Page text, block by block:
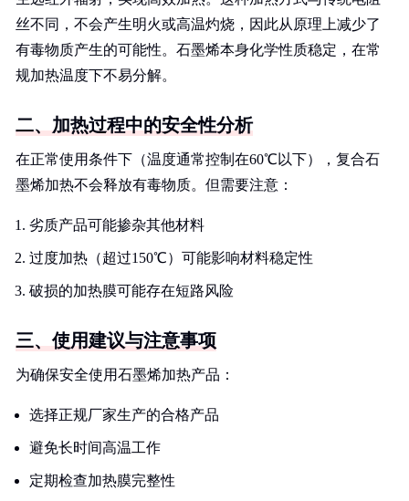
丝不同，不会产生明火或高温灼烧，因此从原理上减少了
有毒物质产生的可能性。石墨烯本身化学性质稳定，在常
规加热温度下不易分解。
二、加热过程中的安全性分析
在正常使用条件下（温度通常控制在60℃以下），复合石
墨烯加热不会释放有毒物质。但需要注意：
劣质产品可能掺杂其他材料
过度加热（超过150℃）可能影响材料稳定性
破损的加热膜可能存在短路风险
三、使用建议与注意事项
为确保安全使用石墨烯加热产品：
选择正规厂家生产的合格产品
避免长时间高温工作
定期检查加热膜完整性